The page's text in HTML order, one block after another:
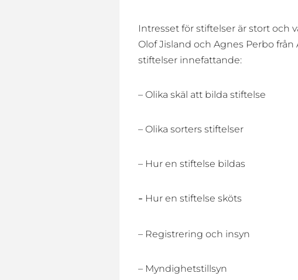
Intresset för stiftelser är stort och
Olof Jisland och Agnes Perbo
stiftelser innefattande:
– Olika skäl att bilda stiftelse
– Olika sorters stiftelser
– Hur en stiftelse bildas
– Hur en stiftelse sköts
– Registrering och insyn
– Myndighetstillsyn